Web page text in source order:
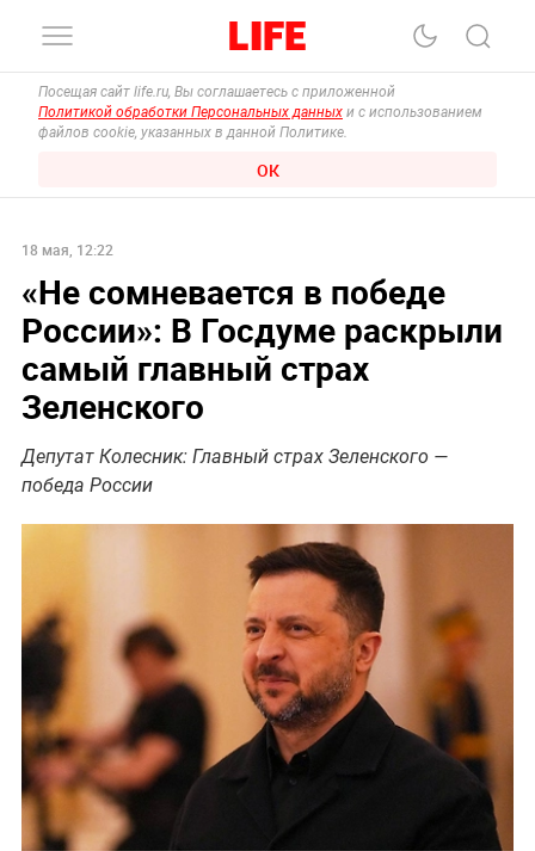
Посещая сайт life.ru, Вы соглашаетесь с приложенной
Политикой обработки Персональных данных и с использованием
файлов cookie, указанных в данной Политике.
ОК
18 мая, 12:22
«Не сомневается в победе
России»: В Госдуме раскрыли
самый главный страх
Зеленского
Депутат Колесник: Главный страх Зеленского —
победа России